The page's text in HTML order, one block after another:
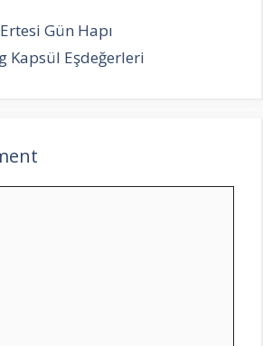
Gün Hapı
Kapsül Eşdeğerleri